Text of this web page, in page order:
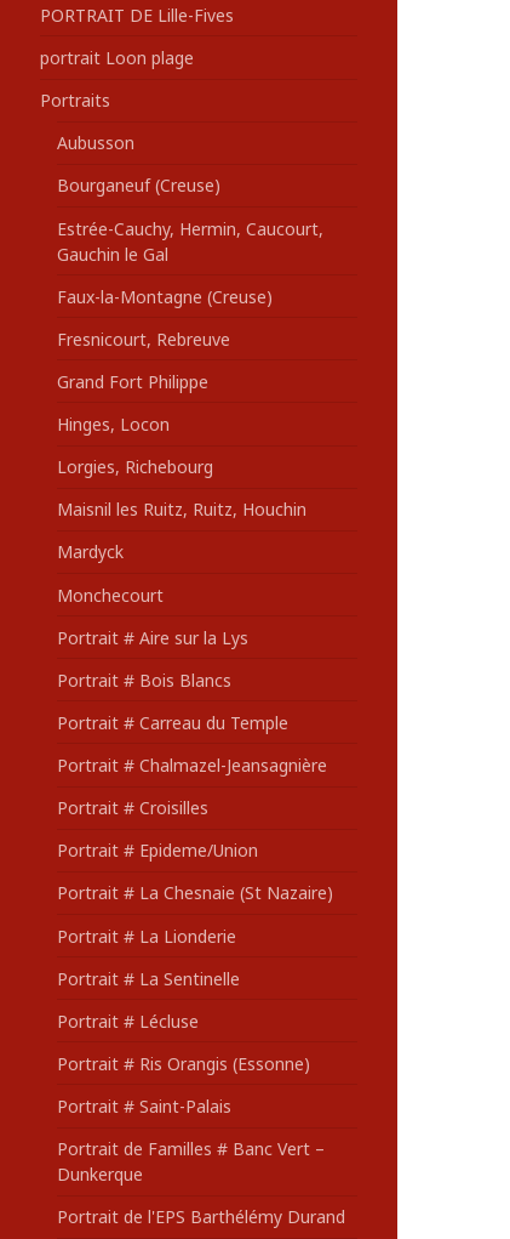
PORTRAIT DE Lille-Fives
portrait Loon plage
Portraits
Aubusson
Bourganeuf (Creuse)
Estrée-Cauchy, Hermin, Caucourt,
Gauchin le Gal
Faux-la-Montagne (Creuse)
Fresnicourt, Rebreuve
Grand Fort Philippe
Hinges, Locon
Lorgies, Richebourg
Maisnil les Ruitz, Ruitz, Houchin
Mardyck
Monchecourt
Portrait # Aire sur la Lys
Portrait # Bois Blancs
Portrait # Carreau du Temple
Portrait # Chalmazel-Jeansagnière
Portrait # Croisilles
Portrait # Epideme/Union
Portrait # La Chesnaie (St Nazaire)
Portrait # La Lionderie
Portrait # La Sentinelle
Portrait # Lécluse
Portrait # Ris Orangis (Essonne)
Portrait # Saint-Palais
Portrait de Familles # Banc Vert –
Dunkerque
Portrait de l'EPS Barthélémy Durand